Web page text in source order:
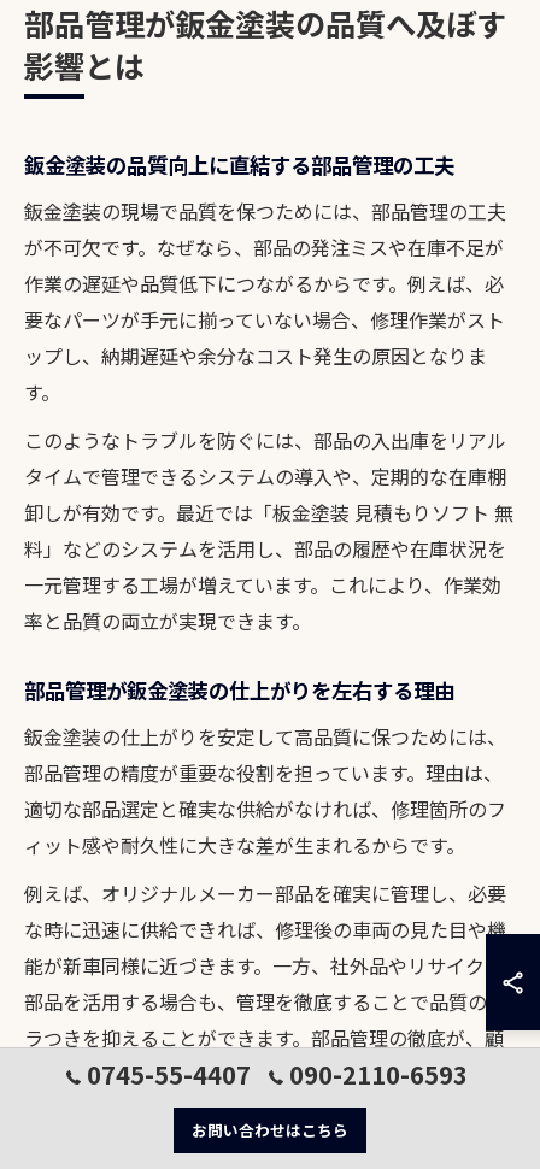
部品管理が鈑金塗装の品質へ及ぼす
影響とは
鈑金塗装の品質向上に直結する部品管理の工夫
鈑金塗装の現場で品質を保つためには、部品管理の工夫
が不可欠です。なぜなら、部品の発注ミスや在庫不足が
作業の遅延や品質低下につながるからです。例えば、必
要なパーツが手元に揃っていない場合、修理作業がスト
ップし、納期遅延や余分なコスト発生の原因となりま
す。
このようなトラブルを防ぐには、部品の入出庫をリアル
タイムで管理できるシステムの導入や、定期的な在庫棚
卸しが有効です。最近では「板金塗装 見積もりソフト 無
料」などのシステムを活用し、部品の履歴や在庫状況を
一元管理する工場が増えています。これにより、作業効
率と品質の両立が実現できます。
部品管理が鈑金塗装の仕上がりを左右する理由
鈑金塗装の仕上がりを安定して高品質に保つためには、
部品管理の精度が重要な役割を担っています。理由は、
適切な部品選定と確実な供給がなければ、修理箇所のフ
ィット感や耐久性に大きな差が生まれるからです。
例えば、オリジナルメーカー部品を確実に管理し、必要
な時に迅速に供給できれば、修理後の車両の見た目や機
能が新車同様に近づきます。一方、社外品やリサイクル
部品を活用する場合も、管理を徹底することで品質のバ
ラつきを抑えることができます。部品管理の徹底が、顧
客からの信頼獲得にも直結するのです。
鈑金塗装で部品管理を徹底することの効果
0745-55-4407 090-2110-6593
お問い合わせはこちら